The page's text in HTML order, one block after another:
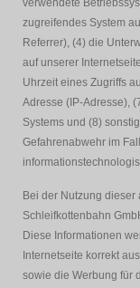
zugreifendes System
Referrer), (4) die
auf unserer
Uhrzeit eines Zugriffs
Adresse (IP-Adresse),
Systems und (8)
Gefahrenabwehr im
Bei der Nutzung
Schleifkottenbahn
Diese Informationen
Internetseite korrekt
sowie die Werbung für